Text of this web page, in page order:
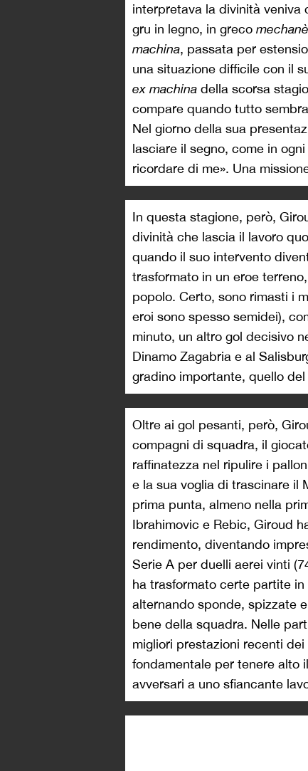
interpretava la divinità veniva
gru in legno, in greco
machina, passata per
una situazione difficile con il
ex machina della scorsa
compare quando tutto
Nel giorno della sua
lasciare il segno, come in
ricordare di me». Una
In questa stagione, però,
divinità che lascia il lavoro
quando il suo intervento
trasformato in un eroe
popolo. Certo, sono rimasti i
eroi sono spesso semidei),
minuto, un altro gol decisivo
Dinamo Zagabria e al
gradino importante, quello
Oltre ai gol pesanti, però,
compagni di squadra, il
raffinatezza nel ripulire i
e la sua voglia di trascinare il
prima punta, almeno nella
Ibrahimovic e Rebic, Giroud
rendimento, diventando
Serie A per duelli aerei vinti
ha trasformato certe partite
alternando sponde, spizzate
bene della squadra. Nelle
migliori prestazioni recenti
fondamentale per tenere alto
avversari a uno sfiancante